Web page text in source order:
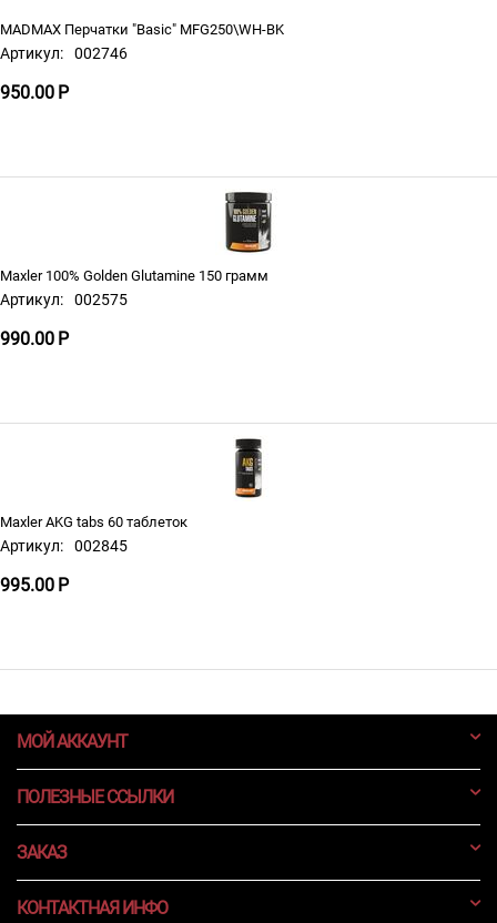
MADMAX Перчатки "Basic" MFG250\WH-BK
Артикул: 002746
950.00 Р
Maxler 100% Golden Glutamine 150 грамм
Артикул: 002575
990.00 Р
Maxler AKG tabs 60 таблеток
Артикул: 002845
995.00 Р
МОЙ АККАУНТ
ПОЛЕЗНЫЕ ССЫЛКИ
ЗАКАЗ
КОНТАКТНАЯ ИНФО